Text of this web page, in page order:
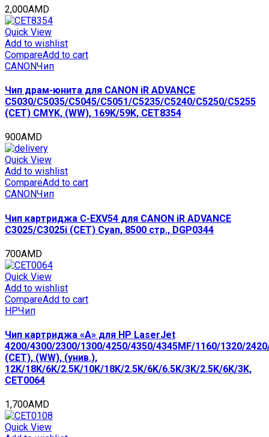
2,000AMD
Quick View
Add to wishlist
CompareAdd to cart
CANONЧип
Чип драм-юнита для CANON iR ADVANCE
C5030/C5035/C5045/C5051/C5235/C5240/C5250/C5255
(CET) CMYK, (WW), 169K/59K, CET8354
900AMD
Quick View
Add to wishlist
CompareAdd to cart
CANONЧип
Чип картриджа C-EXV54 для CANON iR ADVANCE
C3025/C3025i (CET) Cyan, 8500 стр., DGP0344
700AMD
Quick View
Add to wishlist
CompareAdd to cart
HPЧип
Чип картриджа «A» для HP LaserJet
4200/4300/2300/1300/4250/4350/4345MF/1160/1320/
(CET), (WW), (унив.),
12K/18K/6K/2.5K/10K/18K/2.5K/6K/6.5K/3K/2.5K/6K/3K,
CET0064
1,700AMD
Quick View